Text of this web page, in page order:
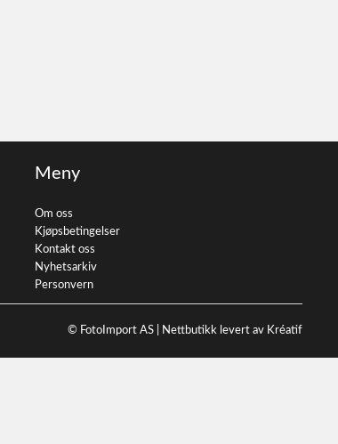
Meny
Om oss
Kjøpsbetingelser
Kontakt oss
Nyhetsarkiv
Personvern
© FotoImport AS | Nettbutikk levert av Kréatif